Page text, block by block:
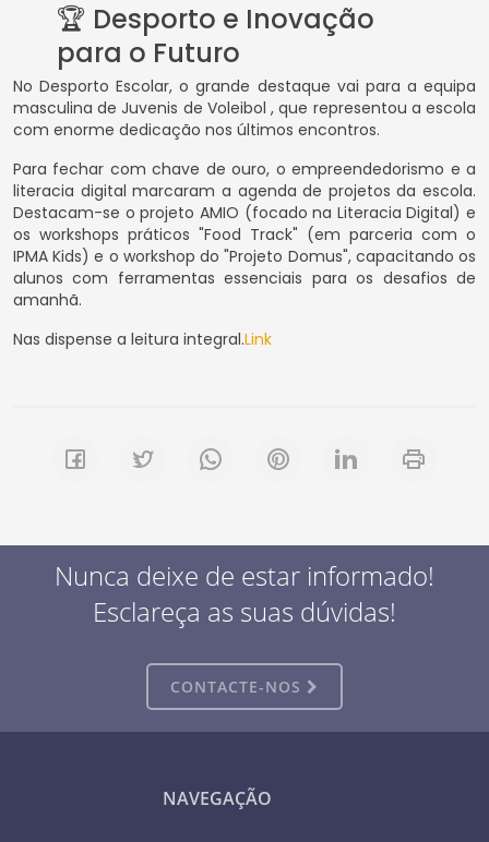
🏆 Desporto e Inovação
para o Futuro
No Desporto Escolar, o grande destaque vai para a equipa
masculina de Juvenis de Voleibol , que representou a escola
com enorme dedicação nos últimos encontros.
Para fechar com chave de ouro, o empreendedorismo e a
literacia digital marcaram a agenda de projetos da escola.
Destacam-se o projeto AMIO (focado na Literacia Digital) e
os workshops práticos "Food Track" (em parceria com o
IPMA Kids) e o workshop do "Projeto Domus", capacitando os
alunos com ferramentas essenciais para os desafios de
amanhã.
Nas dispense a leitura integral.Link
Nunca deixe de estar informado!
Esclareça as suas dúvidas!
CONTACTE-NOS
NAVEGAÇÃO